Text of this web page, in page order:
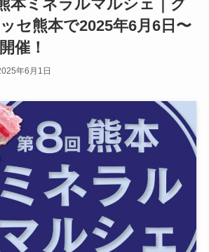
本ミネラルマルシェ｜グ
セ熊本で2025年6月6日〜
催！
年6月1日